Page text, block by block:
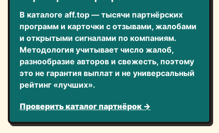
В каталоге aff.top — тысячи партнёрских
программ и карточки с отзывами, жалобами
и открытыми сигналами по компаниям.
Методология учитывает число жалоб,
разнообразие авторов и свежесть, поэтому
это не гарантия выплат и не универсальный
рейтинг «лучших».
Проверить каталог партнёрок →